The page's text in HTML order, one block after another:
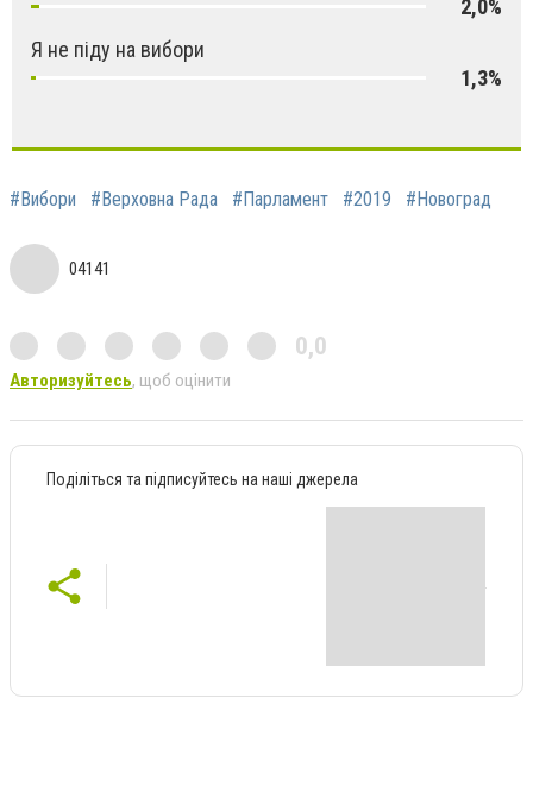
2,0%
Я не піду на вибори
1,3%
#Вибори #Верховна Рада #Парламент #2019 #Новоград
04141
0,0
Авторизуйтесь, щоб оцінити
Поділіться та підписуйтесь на наші джерела